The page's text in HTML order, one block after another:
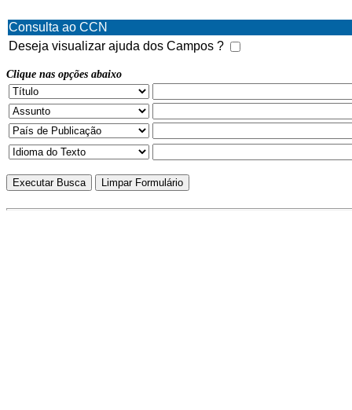
Consulta ao CCN
Deseja visualizar ajuda dos Campos ?
Clique nas opções abaixo